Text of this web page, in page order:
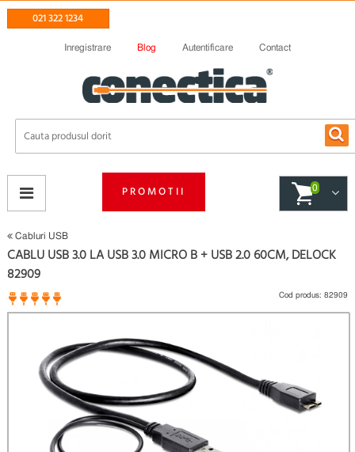
021 322 1234
Inregistrare Blog Autentificare Contact
PROMOTII 0
Cabluri USB
CABLU USB 3.0 LA USB 3.0 MICRO B + USB 2.0 60CM, DELOCK
82909
1 opinii
Cod produs: 82909